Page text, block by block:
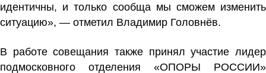
идентичны, и только сообща мы сможем изменить
ситуацию», — отметил Владимир Головнёв.
В работе совещания также принял участие лидер
подмосковного отделения «ОПОРЫ РОССИИ»